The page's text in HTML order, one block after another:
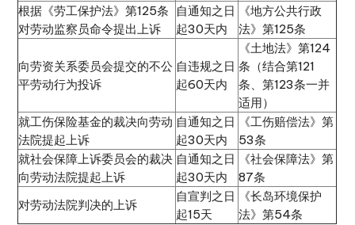
根据《劳工保护法》第125条
对劳动监察员命令提出上诉
自通知之日
起30天内
《地方公共行政
法》第125条
向劳资关系委员会提交的不公
平劳动行为投诉
自违规之日
起60天内
《土地法》第124
条（结合第121
条、第123条一并
适用）
就工伤保险基金的裁决向劳动
法院提起上诉
自通知之日
起30天内
《工伤赔偿法》第
53条
就社会保障上诉委员会的裁决
向劳动法院提起上诉
自通知之日
起30天内
《社会保障法》第
87条
对劳动法院判决的上诉
自宣判之日
起15天
《长岛环境保护
法》第54条